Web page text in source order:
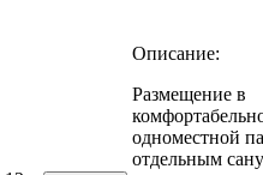
Описание:
Размещение в
одноместной
отдельным